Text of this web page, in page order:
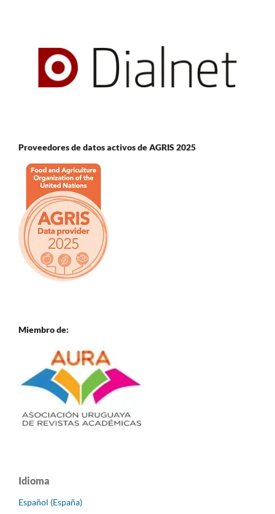
Proveedores de datos activos de AGRIS 2025
Miembro de:
Idioma
Español (España)